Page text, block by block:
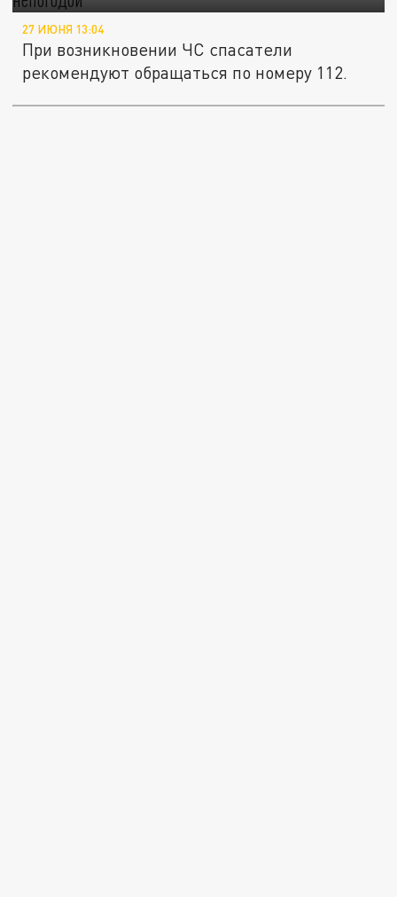
27 ИЮНЯ 13:04
При возникновении ЧС спасатели
рекомендуют обращаться по номеру 112.